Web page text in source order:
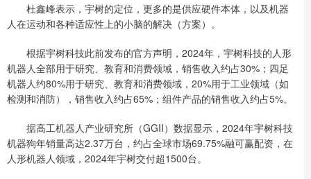
杜鑫峰表示，宇树的定位，更多的是供应硬件本体，以及机器
人在运动和各种适应性上的小脑的解决（方案）。
根据宇树科技此前发布的官方声明，2024年，宇树科技的人形
机器人全部用于研究、教育和消费领域，销售收入约占30%；四足
机器人约80%用于研究、教育和消费领域，20%用于工业领域（如
检测和消防），销售收入约占65%；组件产品的销售收入约占5%。
据高工机器人产业研究所（GGII）数据显示，2024年宇树科技
机器狗年销量高达2.37万台，约占全球市场69.75%融可赢配资，在
人形机器人领域，2024年宇树交付超1500台。